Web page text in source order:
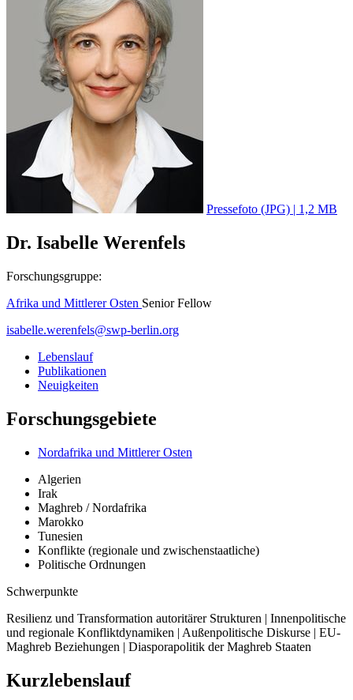
Pressefoto (JPG) | 1,2 MB
Dr. Isabelle Werenfels
Forschungsgruppe:
Afrika und Mittlerer Osten Senior Fellow
isabelle.werenfels@swp-berlin.org
Lebenslauf
Publikationen
Neuigkeiten
Forschungsgebiete
Nordafrika und Mittlerer Osten
Algerien
Irak
Maghreb / Nordafrika
Marokko
Tunesien
Konflikte (regionale und zwischenstaatliche)
Politische Ordnungen
Schwerpunkte
Resilienz und Transformation autoritärer Strukturen | Innenpolitische
und regionale Konfliktdynamiken | Außenpolitische Diskurse | EU-
Maghreb Beziehungen | Diasporapolitik der Maghreb Staaten
Kurzlebenslauf